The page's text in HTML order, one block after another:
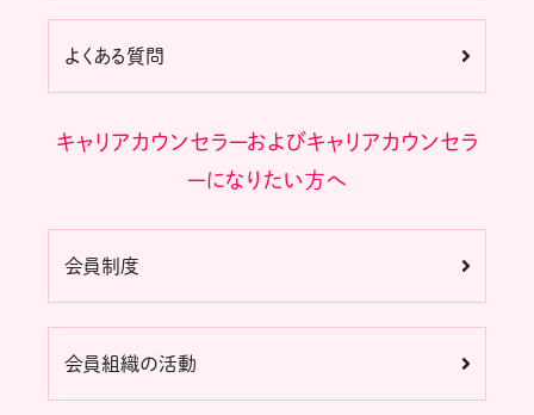
よくある質問
キャリアカウンセラーおよびキャリアカウンセラ
ーになりたい方へ
会員制度
会員組織の活動